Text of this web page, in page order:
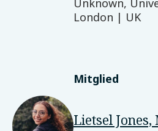
Unknown,
London | UK
Mitglied
Lietsel Jones,